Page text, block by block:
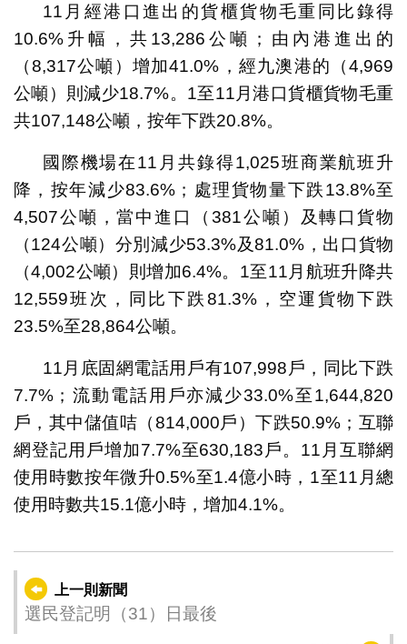
11月經港口進出的貨櫃貨物毛重同比錄得
10.6%升幅，共13,286公噸；由內港進出的
（8,317公噸）增加41.0%，經九澳港的（4,969
公噸）則減少18.7%。1至11月港口貨櫃貨物毛重
共107,148公噸，按年下跌20.8%。
國際機場在11月共錄得1,025班商業航班升
降，按年減少83.6%；處理貨物量下跌13.8%至
4,507公噸，當中進口（381公噸）及轉口貨物
（124公噸）分別減少53.3%及81.0%，出口貨物
（4,002公噸）則增加6.4%。1至11月航班升降共
12,559班次，同比下跌81.3%，空運貨物下跌
23.5%至28,864公噸。
11月底固網電話用戶有107,998戶，同比下跌
7.7%；流動電話用戶亦減少33.0%至1,644,820
戶，其中儲值咭（814,000戶）下跌50.9%；互聯
網登記用戶增加7.7%至630,183戶。11月互聯網
使用時數按年微升0.5%至1.4億小時，1至11月總
使用時數共15.1億小時，增加4.1%。
上一則新聞
選民登記明（31）日最後